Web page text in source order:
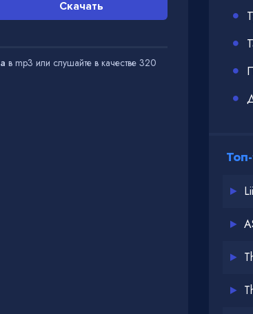
Скачать
в mp3 или слушайте в качестве 320